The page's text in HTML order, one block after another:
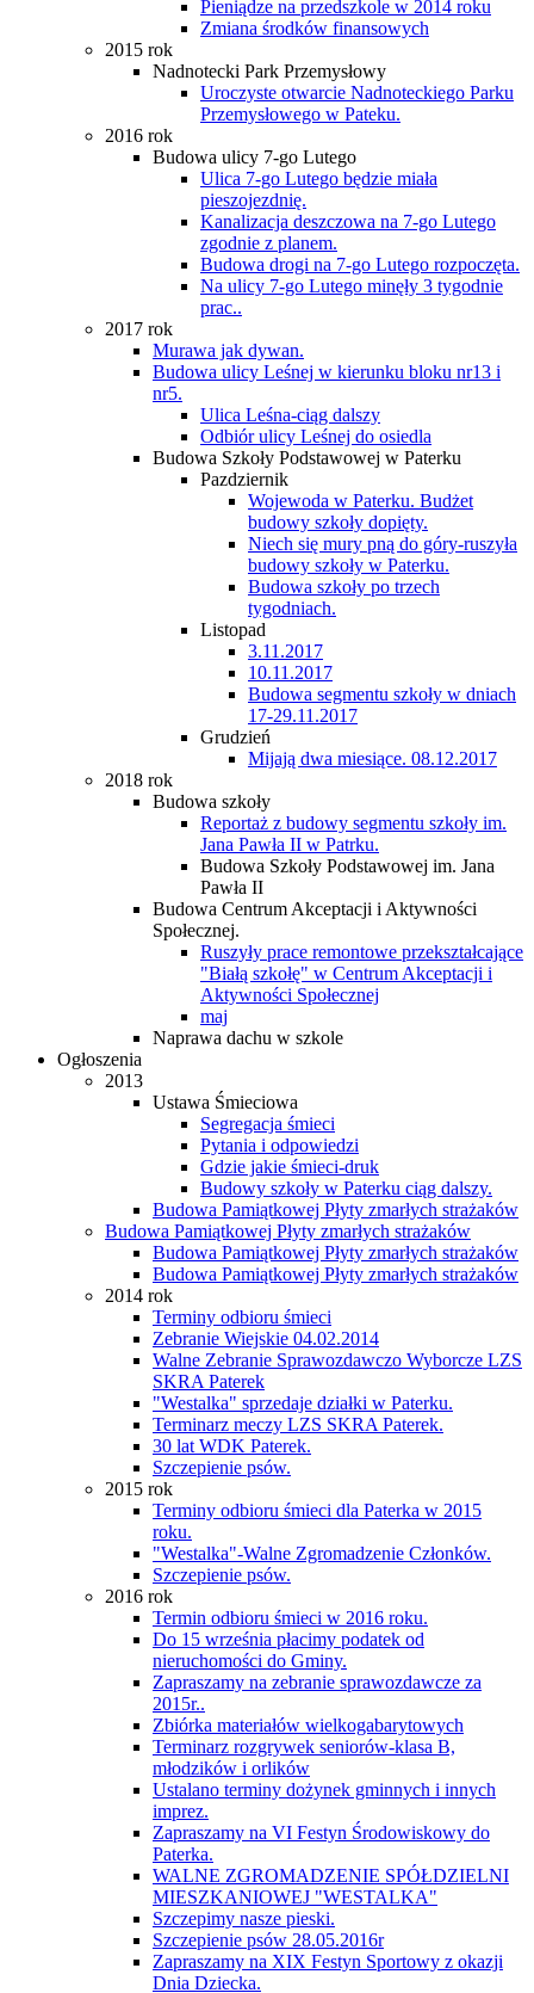
Pieniądze na przedszkole w 2014 roku
Zmiana środków finansowych
2015 rok
Nadnotecki Park Przemysłowy
Uroczyste otwarcie Nadnoteckiego Parku
Przemysłowego w Pateku.
2016 rok
Budowa ulicy 7-go Lutego
Ulica 7-go Lutego będzie miała
pieszojezdnię.
Kanalizacja deszczowa na 7-go Lutego
zgodnie z planem.
Budowa drogi na 7-go Lutego rozpoczęta.
Na ulicy 7-go Lutego minęły 3 tygodnie
prac..
2017 rok
Murawa jak dywan.
Budowa ulicy Leśnej w kierunku bloku nr13 i
nr5.
Ulica Leśna-ciąg dalszy
Odbiór ulicy Leśnej do osiedla
Budowa Szkoły Podstawowej w Paterku
Pazdziernik
Wojewoda w Paterku. Budżet
budowy szkoły dopięty.
Niech się mury pną do góry-ruszyła
budowy szkoły w Paterku.
Budowa szkoły po trzech
tygodniach.
Listopad
3.11.2017
10.11.2017
Budowa segmentu szkoły w dniach
17-29.11.2017
Grudzień
Mijają dwa miesiące. 08.12.2017
2018 rok
Budowa szkoły
Reportaż z budowy segmentu szkoły im.
Jana Pawła II w Patrku.
Budowa Szkoły Podstawowej im. Jana
Pawła II
Budowa Centrum Akceptacji i Aktywności
Społecznej.
Ruszyły prace remontowe przekształcające
"Białą szkołę" w Centrum Akceptacji i
Aktywności Społecznej
maj
Naprawa dachu w szkole
Ogłoszenia
2013
Ustawa Śmieciowa
Segregacja śmieci
Pytania i odpowiedzi
Gdzie jakie śmieci-druk
Budowy szkoły w Paterku ciąg dalszy.
Budowa Pamiątkowej Płyty zmarłych strażaków
Budowa Pamiątkowej Płyty zmarłych strażaków
Budowa Pamiątkowej Płyty zmarłych strażaków
Budowa Pamiątkowej Płyty zmarłych strażaków
2014 rok
Terminy odbioru śmieci
Zebranie Wiejskie 04.02.2014
Walne Zebranie Sprawozdawczo Wyborcze LZS
SKRA Paterek
"Westalka" sprzedaje działki w Paterku.
Terminarz meczy LZS SKRA Paterek.
30 lat WDK Paterek.
Szczepienie psów.
2015 rok
Terminy odbioru śmieci dla Paterka w 2015
roku.
"Westalka"-Walne Zgromadzenie Członków.
Szczepienie psów.
2016 rok
Termin odbioru śmieci w 2016 roku.
Do 15 września płacimy podatek od
nieruchomości do Gminy.
Zapraszamy na zebranie sprawozdawcze za
2015r..
Zbiórka materiałów wielkogabarytowych
Terminarz rozgrywek seniorów-klasa B,
młodzików i orlików
Ustalano terminy dożynek gminnych i innych
imprez.
Zapraszamy na VI Festyn Środowiskowy do
Paterka.
WALNE ZGROMADZENIE SPÓŁDZIELNI
MIESZKANIOWEJ "WESTALKA"
Szczepimy nasze pieski.
Szczepienie psów 28.05.2016r
Zapraszamy na XIX Festyn Sportowy z okazji
Dnia Dziecka.